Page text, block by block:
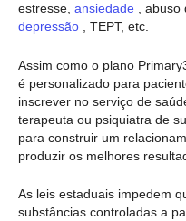
estresse, ansiedade , abuso
depressão , TEPT, etc.
Assim como o plano
é personalizado para
inscrever no serviço de
terapeuta ou psiquiatra de
para construir um
produzir os melhores
As leis estaduais impedem
substâncias controladas a